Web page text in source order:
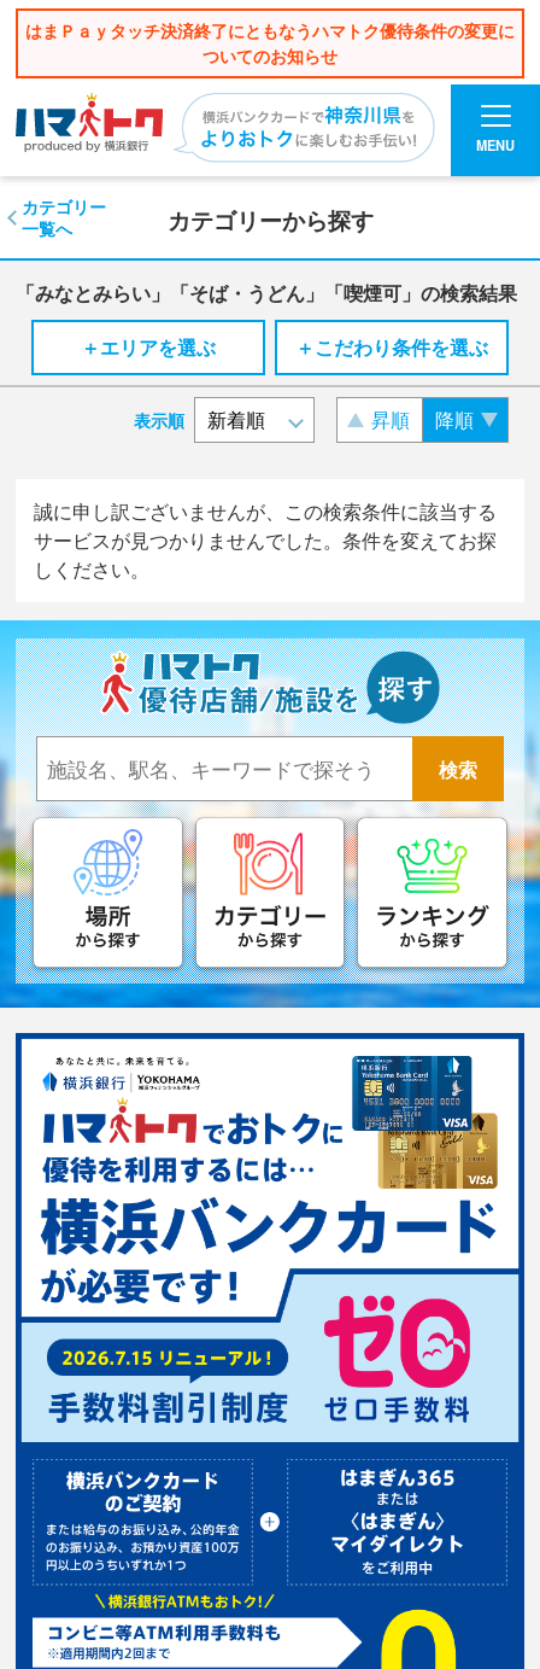
はまＰａｙタッチ決済終了にともなうハマトク優待条件の変更に
ついてのお知らせ
MENU
カテゴリーから探す
カテゴリー
一覧へ
「みなとみらい」「そば・うどん」「喫煙可」の検索結果
＋エリアを選ぶ
＋こだわり条件を選ぶ
表示順 昇順 降順
誠に申し訳ございませんが、この検索条件に該当する
サービスが見つかりませんでした。条件を変えてお探
しください。